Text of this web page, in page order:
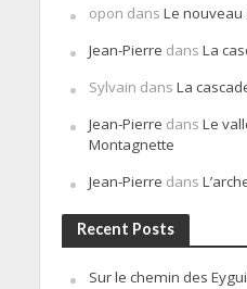
opon dans Le nouveau
Jean-Pierre dans La
Sylvain dans La
Jean-Pierre dans Le
Montagnette
Jean-Pierre dans
Recent Posts
Sur le chemin des